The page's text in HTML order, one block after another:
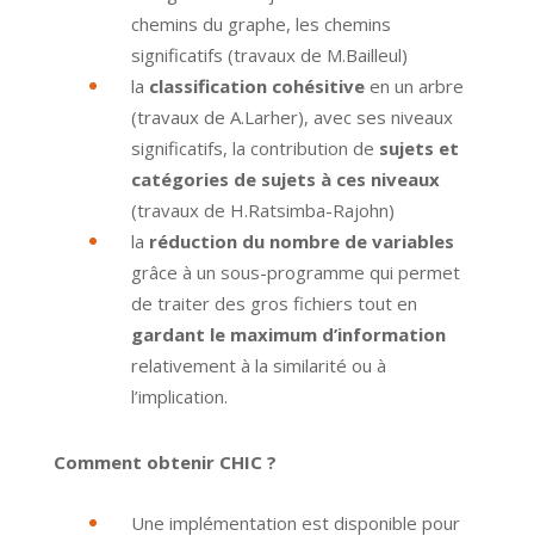
chemins du graphe, les chemins
significatifs (travaux de M.Bailleul)
la classification cohésitiveen un arbre
(travaux de A.Larher), avec ses niveaux
significatifs, la contribution de sujets et
catégories de sujets à ces niveaux
(travaux de H.Ratsimba-Rajohn)
la réduction du nombre de variables
grâce à un sous-programme qui permet
de traiter des gros fichiers tout en
gardant le maximum d’information
relativement à la similarité ou à
l’implication.
Comment obtenir CHIC ?
Une implémentation est disponible pour